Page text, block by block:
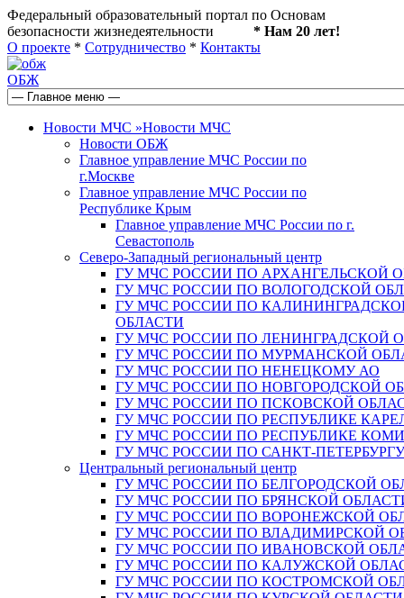
Федеральный образовательный портал по Основам
безопасности жизнедеятельности * Нам 20 лет!
О проекте * Сотрудничество * Контакты
ОБЖ
Новости МЧС »Новости МЧС
Новости ОБЖ
Главное управление МЧС России по
г.Москве
Главное управление МЧС России по
Республике Крым
Главное управление МЧС России по г.
Севастополь
Северо-Западный региональный центр
ГУ МЧС РОССИИ ПО АРХАНГЕЛЬСКОЙ
ГУ МЧС РОССИИ ПО ВОЛОГОДСКОЙ
ГУ МЧС РОССИИ ПО
ОБЛАСТИ
ГУ МЧС РОССИИ ПО ЛЕНИНГРАДСКОЙ
ГУ МЧС РОССИИ ПО МУРМАНСКОЙ
ГУ МЧС РОССИИ ПО НЕНЕЦКОМУ АО
ГУ МЧС РОССИИ ПО НОВГОРОДСКОЙ
ГУ МЧС РОССИИ ПО ПСКОВСКОЙ
ГУ МЧС РОССИИ ПО РЕСПУБЛИКЕ
ГУ МЧС РОССИИ ПО РЕСПУБЛИКЕ КОМИ
ГУ МЧС РОССИИ ПО САНКТ-ПЕТЕРБУРГУ
Центральный региональный центр
ГУ МЧС РОССИИ ПО БЕЛГОРОДСКОЙ
ГУ МЧС РОССИИ ПО БРЯНСКОЙ
ГУ МЧС РОССИИ ПО ВОРОНЕЖСКОЙ
ГУ МЧС РОССИИ ПО ВЛАДИМИРСКОЙ
ГУ МЧС РОССИИ ПО ИВАНОВСКОЙ
ГУ МЧС РОССИИ ПО КАЛУЖСКОЙ
ГУ МЧС РОССИИ ПО КОСТРОМСКОЙ